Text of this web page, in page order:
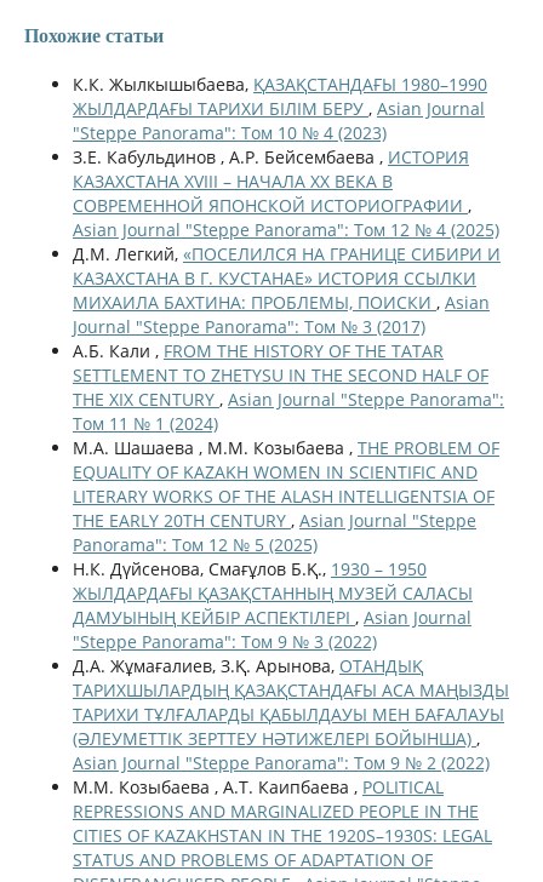
Похожие статьи
К.К. Жылкышыбаева, ҚАЗАҚСТАНДАҒЫ 1980–1990
ЖЫЛДАРДАҒЫ ТАРИХИ БІЛІМ БЕРУ , Asian Journal
"Steppe Panorama": Том 10 № 4 (2023)
З.Е. Кабульдинов , А.Р. Бейсембаева , ИСТОРИЯ
КАЗАХСТАНА XVIII – НАЧАЛА ХХ ВЕКА В
СОВРЕМЕННОЙ ЯПОНСКОЙ ИСТОРИОГРАФИИ ,
Asian Journal "Steppe Panorama": Том 12 № 4 (2025)
Д.М. Легкий, «ПОСЕЛИЛСЯ НА ГРАНИЦЕ СИБИРИ И
КАЗАХСТАНА В Г. КУСТАНАЕ» ИСТОРИЯ ССЫЛКИ
МИХАИЛА БАХТИНА: ПРОБЛЕМЫ, ПОИСКИ , Asian
Journal "Steppe Panorama": Том № 3 (2017)
А.Б. Кали , FROM THE HISTORY OF THE TATAR
SETTLEMENT TO ZHETYSU IN THE SECOND HALF OF
THE XIX CENTURY , Asian Journal "Steppe Panorama":
Том 11 № 1 (2024)
М.А. Шашаева , М.М. Козыбаева , THE PROBLEM OF
EQUALITY OF KAZAKH WOMEN IN SCIENTIFIC AND
LITERARY WORKS OF THE ALASH INTELLIGENTSIA OF
THE EARLY 20TH CENTURY , Asian Journal "Steppe
Panorama": Том 12 № 5 (2025)
Н.К. Дүйсенова, Смағұлов Б.Қ., 1930 – 1950
ЖЫЛДАРДАҒЫ ҚАЗАҚСТАННЫҢ МУЗЕЙ САЛАСЫ
ДАМУЫНЫҢ КЕЙБІР АСПЕКТІЛЕРІ , Asian Journal
"Steppe Panorama": Том 9 № 3 (2022)
Д.А. Жұмағалиев, З.Қ. Арынова, ОТАНДЫҚ
ТАРИХШЫЛАРДЫҢ ҚАЗАҚСТАНДАҒЫ АСА МАҢЫЗДЫ
ТАРИХИ ТҰЛҒАЛАРДЫ ҚАБЫЛДАУЫ МЕН БАҒАЛАУЫ
(ӘЛЕУМЕТТІК ЗЕРТТЕУ НӘТИЖЕЛЕРІ БОЙЫНША) ,
Asian Journal "Steppe Panorama": Том 9 № 2 (2022)
М.М. Козыбаева , А.Т. Каипбаева , POLITICAL
REPRESSIONS AND MARGINALIZED PEOPLE IN THE
CITIES OF KAZAKHSTAN IN THE 1920S–1930S: LEGAL
STATUS AND PROBLEMS OF ADAPTATION OF